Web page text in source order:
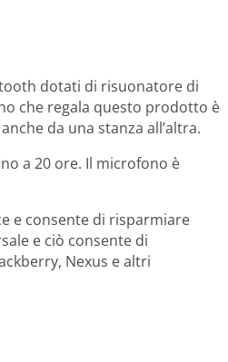
dotati di risuonatore di
che regala questo prodotto è
da una stanza all’altra.
a 20 ore. Il microfono è
e consente di risparmiare
e ciò consente di
Nexus e altri